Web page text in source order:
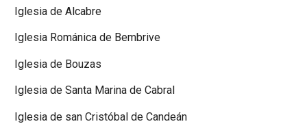
Iglesia de Alcabre
Iglesia Románica de Bembrive
Iglesia de Bouzas
Iglesia de Santa Marina de Cabral
Iglesia de san Cristóbal de Candeán